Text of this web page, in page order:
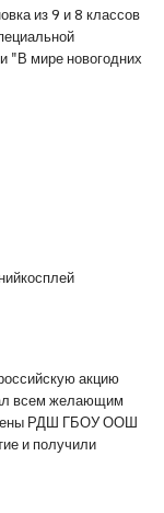
из 9 и 8 классов
"В мире новогодних
акцию
всем желающим
РДШ ГБОУ ООШ
и получили